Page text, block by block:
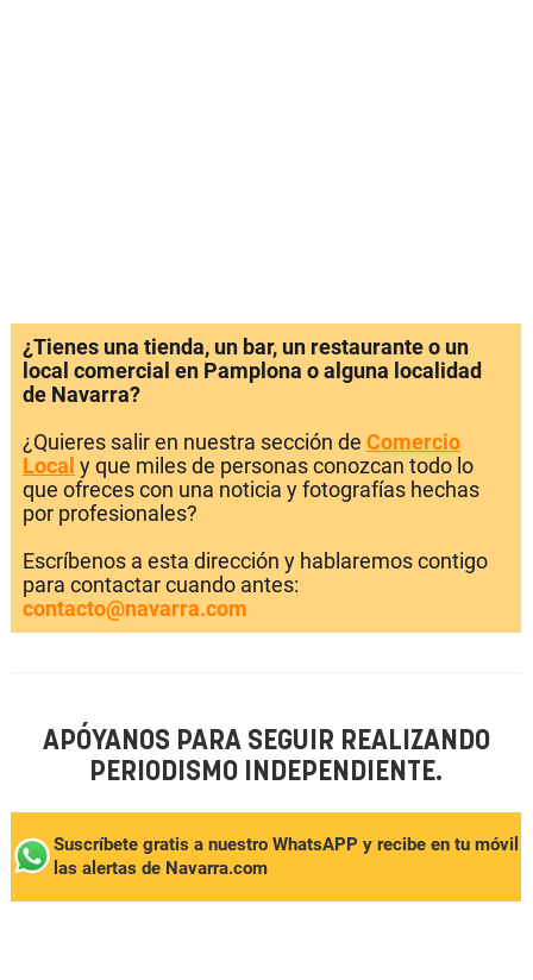
¿Tienes una tienda, un bar, un restaurante o un
local comercial en Pamplona o alguna localidad
de Navarra?
¿Quieres salir en nuestra sección de Comercio
Local y que miles de personas conozcan todo lo
que ofreces con una noticia y fotografías hechas
por profesionales?
Escríbenos a esta dirección y hablaremos contigo
para contactar cuando antes:
contacto@navarra.com
APÓYANOS PARA SEGUIR REALIZANDO
PERIODISMO INDEPENDIENTE.
Suscríbete gratis a nuestro WhatsAPP y recibe en tu móvil
las alertas de Navarra.com